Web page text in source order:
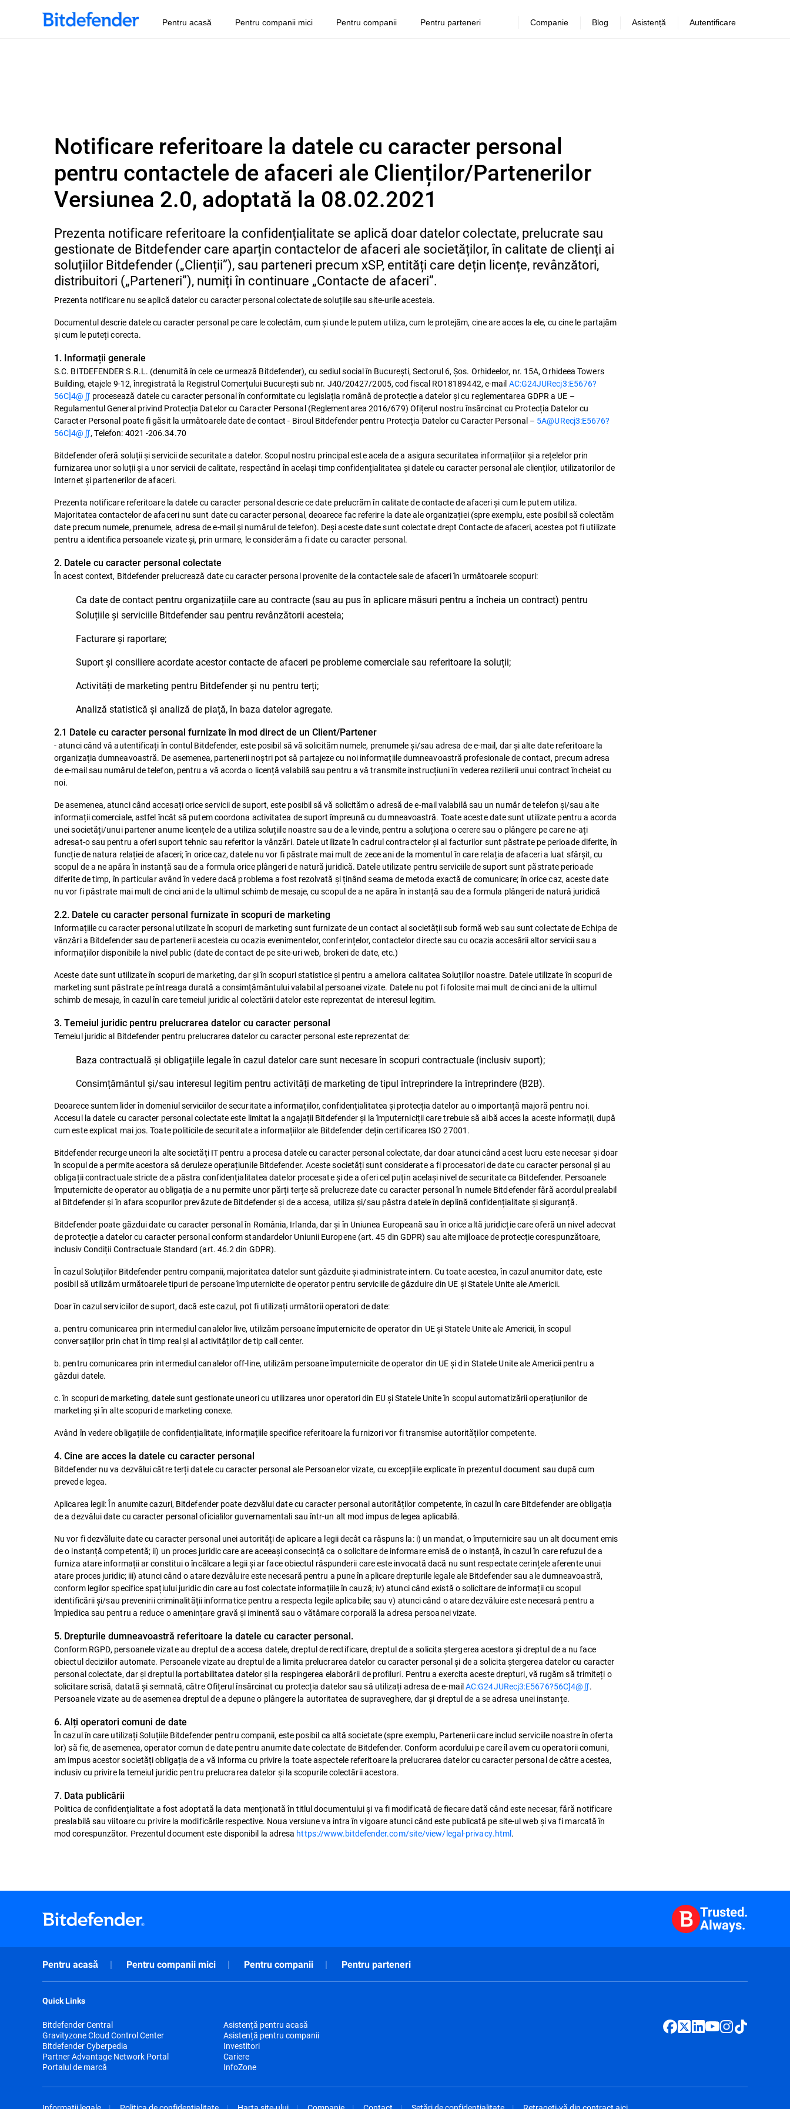
Pentru acasă Pentru companii mici Pentru companii Pentru parteneri Companie Blog Asistență Autentificare
Notificare referitoare la datele cu caracter personal
pentru contactele de afaceri ale Clienților/Partenerilor
Versiunea 2.0, adoptată la 08.02.2021
Prezenta notificare referitoare la confidențialitate se aplică doar datelor colectate, prelucrate sau
gestionate de Bitdefender care aparțin contactelor de afaceri ale societăților, în calitate de clienți ai
soluțiilor Bitdefender („Clienții”), sau parteneri precum xSP, entități care dețin licențe, revânzători,
distribuitori („Parteneri”), numiți în continuare „Contacte de afaceri”.
Prezenta notificare nu se aplică datelor cu caracter personal colectate de soluțiile sau site-urile acesteia.
Documentul descrie datele cu caracter personal pe care le colectăm, cum și unde le putem utiliza, cum le protejăm, cine are acces la ele, cu cine le partajăm
și cum le puteți corecta.
1. Informații generale
S.C. BITDEFENDER S.R.L. (denumită în cele ce urmează Bitdefender), cu sediul social în București, Sectorul 6, Șos. Orhideelor, nr. 15A, Orhideea Towers
Building, etajele 9-12, înregistrată la Registrul Comerțului București sub nr. J40/20427/2005, cod fiscal RO18189442, e-mail AC:G24JURecj3:E5676?
56C]4@∬ procesează datele cu caracter personal în conformitate cu legislația română de protecție a datelor și cu reglementarea GDPR a UE –
Regulamentul General privind Protecția Datelor cu Caracter Personal (Reglementarea 2016/679) Ofițerul nostru însărcinat cu Protecția Datelor cu
Caracter Personal poate fi găsit la următoarele date de contact - Biroul Bitdefender pentru Protecția Datelor cu Caracter Personal – 5A@URecj3:E5676?
56C]4@∬, Telefon: 4021 -206.34.70
Bitdefender oferă soluții și servicii de securitate a datelor. Scopul nostru principal este acela de a asigura securitatea informațiilor și a rețelelor prin
furnizarea unor soluții și a unor servicii de calitate, respectând în același timp confidențialitatea și datele cu caracter personal ale clienților, utilizatorilor de
Internet și partenerilor de afaceri.
Prezenta notificare referitoare la datele cu caracter personal descrie ce date prelucrăm în calitate de contacte de afaceri și cum le putem utiliza.
Majoritatea contactelor de afaceri nu sunt date cu caracter personal, deoarece fac referire la date ale organizației (spre exemplu, este posibil să colectăm
date precum numele, prenumele, adresa de e-mail și numărul de telefon). Deși aceste date sunt colectate drept Contacte de afaceri, acestea pot fi utilizate
pentru a identifica persoanele vizate și, prin urmare, le considerăm a fi date cu caracter personal.
2. Datele cu caracter personal colectate
În acest context, Bitdefender prelucrează date cu caracter personal provenite de la contactele sale de afaceri în următoarele scopuri:
Ca date de contact pentru organizațiile care au contracte (sau au pus în aplicare măsuri pentru a încheia un contract) pentru
Soluțiile și serviciile Bitdefender sau pentru revânzătorii acesteia;
Facturare și raportare;
Suport și consiliere acordate acestor contacte de afaceri pe probleme comerciale sau referitoare la soluții;
Activități de marketing pentru Bitdefender și nu pentru terți;
Analiză statistică și analiză de piață, în baza datelor agregate.
2.1 Datele cu caracter personal furnizate în mod direct de un Client/Partener
- atunci când vă autentificați în contul Bitdefender, este posibil să vă solicităm numele, prenumele și/sau adresa de e-mail, dar și alte date referitoare la
organizația dumneavoastră. De asemenea, partenerii noștri pot să partajeze cu noi informațiile dumneavoastră profesionale de contact, precum adresa
de e-mail sau numărul de telefon, pentru a vă acorda o licență valabilă sau pentru a vă transmite instrucțiuni în vederea rezilierii unui contract încheiat cu
noi.
De asemenea, atunci când accesați orice servicii de suport, este posibil să vă solicităm o adresă de e-mail valabilă sau un număr de telefon și/sau alte
informații comerciale, astfel încât să putem coordona activitatea de suport împreună cu dumneavoastră. Toate aceste date sunt utilizate pentru a acorda
unei societăți/unui partener anume licențele de a utiliza soluțiile noastre sau de a le vinde, pentru a soluționa o cerere sau o plângere pe care ne-ați
adresat-o sau pentru a oferi suport tehnic sau referitor la vânzări. Datele utilizate în cadrul contractelor și al facturilor sunt păstrate pe perioade diferite, în
funcție de natura relației de afaceri; în orice caz, datele nu vor fi păstrate mai mult de zece ani de la momentul în care relația de afaceri a luat sfârșit, cu
scopul de a ne apăra în instanță sau de a formula orice plângeri de natură juridică. Datele utilizate pentru serviciile de suport sunt păstrate perioade
diferite de timp, în particular având în vedere dacă problema a fost rezolvată și ținând seama de metoda exactă de comunicare; în orice caz, aceste date
nu vor fi păstrate mai mult de cinci ani de la ultimul schimb de mesaje, cu scopul de a ne apăra în instanță sau de a formula plângeri de natură juridică
2.2. Datele cu caracter personal furnizate în scopuri de marketing
Informațiile cu caracter personal utilizate în scopuri de marketing sunt furnizate de un contact al societății sub formă web sau sunt colectate de Echipa de
vânzări a Bitdefender sau de partenerii acesteia cu ocazia evenimentelor, conferințelor, contactelor directe sau cu ocazia accesării altor servicii sau a
informațiilor disponibile la nivel public (date de contact de pe site-uri web, brokeri de date, etc.)
Aceste date sunt utilizate în scopuri de marketing, dar și în scopuri statistice și pentru a ameliora calitatea Soluțiilor noastre. Datele utilizate în scopuri de
marketing sunt păstrate pe întreaga durată a consimțământului valabil al persoanei vizate. Datele nu pot fi folosite mai mult de cinci ani de la ultimul
schimb de mesaje, în cazul în care temeiul juridic al colectării datelor este reprezentat de interesul legitim.
3. Temeiul juridic pentru prelucrarea datelor cu caracter personal
Temeiul juridic al Bitdefender pentru prelucrarea datelor cu caracter personal este reprezentat de:
Baza contractuală și obligațiile legale în cazul datelor care sunt necesare în scopuri contractuale (inclusiv suport);
Consimțământul și/sau interesul legitim pentru activități de marketing de tipul întreprindere la întreprindere (B2B).
Deoarece suntem lider în domeniul serviciilor de securitate a informațiilor, confidențialitatea și protecția datelor au o importanță majoră pentru noi.
Accesul la datele cu caracter personal colectate este limitat la angajații Bitdefender și la împuterniciții care trebuie să aibă acces la aceste informații, după
cum este explicat mai jos. Toate politicile de securitate a informațiilor ale Bitdefender dețin certificarea ISO 27001.
Bitdefender recurge uneori la alte societăți IT pentru a procesa datele cu caracter personal colectate, dar doar atunci când acest lucru este necesar și doar
în scopul de a permite acestora să deruleze operațiunile Bitdefender. Aceste societăți sunt considerate a fi procesatori de date cu caracter personal și au
obligații contractuale stricte de a păstra confidențialitatea datelor procesate și de a oferi cel puțin același nivel de securitate ca Bitdefender. Persoanele
împuternicite de operator au obligația de a nu permite unor părți terțe să prelucreze date cu caracter personal în numele Bitdefender fără acordul prealabil
al Bitdefender și în afara scopurilor prevăzute de Bitdefender și de a accesa, utiliza și/sau păstra datele în deplină confidențialitate și siguranță.
Bitdefender poate găzdui date cu caracter personal în România, Irlanda, dar și în Uniunea Europeană sau în orice altă juridicție care oferă un nivel adecvat
de protecție a datelor cu caracter personal conform standardelor Uniunii Europene (art. 45 din GDPR) sau alte mijloace de protecție corespunzătoare,
inclusiv Condiții Contractuale Standard (art. 46.2 din GDPR).
În cazul Soluțiilor Bitdefender pentru companii, majoritatea datelor sunt găzduite și administrate intern. Cu toate acestea, în cazul anumitor date, este
posibil să utilizăm următoarele tipuri de persoane împuternicite de operator pentru serviciile de găzduire din UE și Statele Unite ale Americii.
Doar în cazul serviciilor de suport, dacă este cazul, pot fi utilizați următorii operatori de date:
a. pentru comunicarea prin intermediul canalelor live, utilizăm persoane împuternicite de operator din UE și Statele Unite ale Americii, în scopul
conversațiilor prin chat în timp real și al activităților de tip call center.
b. pentru comunicarea prin intermediul canalelor off-line, utilizăm persoane împuternicite de operator din UE și din Statele Unite ale Americii pentru a
găzdui datele.
c. în scopuri de marketing, datele sunt gestionate uneori cu utilizarea unor operatori din EU și Statele Unite în scopul automatizării operațiunilor de
marketing și în alte scopuri de marketing conexe.
Având în vedere obligațiile de confidențialitate, informațiile specifice referitoare la furnizori vor fi transmise autorităților competente.
4. Cine are acces la datele cu caracter personal
Bitdefender nu va dezvălui către terți datele cu caracter personal ale Persoanelor vizate, cu excepțiile explicate în prezentul document sau după cum
prevede legea.
Aplicarea legii: În anumite cazuri, Bitdefender poate dezvălui date cu caracter personal autorităților competente, în cazul în care Bitdefender are obligația
de a dezvălui date cu caracter personal oficialilor guvernamentali sau într-un alt mod impus de legea aplicabilă.
Nu vor fi dezvăluite date cu caracter personal unei autorități de aplicare a legii decât ca răspuns la: i) un mandat, o împuternicire sau un alt document emis
de o instanță competentă; ii) un proces juridic care are aceeași consecință ca o solicitare de informare emisă de o instanță, în cazul în care refuzul de a
furniza atare informații ar constitui o încălcare a legii și ar face obiectul răspunderii care este invocată dacă nu sunt respectate cerințele aferente unui
atare proces juridic; iii) atunci când o atare dezvăluire este necesară pentru a pune în aplicare drepturile legale ale Bitdefender sau ale dumneavoastră,
conform legilor specifice spațiului juridic din care au fost colectate informațiile în cauză; iv) atunci când există o solicitare de informații cu scopul
identificării și/sau prevenirii criminalității informatice pentru a respecta legile aplicabile; sau v) atunci când o atare dezvăluire este necesară pentru a
împiedica sau pentru a reduce o amenințare gravă și iminentă sau o vătămare corporală la adresa persoanei vizate.
5. Drepturile dumneavoastră referitoare la datele cu caracter personal.
Conform RGPD, persoanele vizate au dreptul de a accesa datele, dreptul de rectificare, dreptul de a solicita ștergerea acestora și dreptul de a nu face
obiectul deciziilor automate. Persoanele vizate au dreptul de a limita prelucrarea datelor cu caracter personal și de a solicita ștergerea datelor cu caracter
personal colectate, dar și dreptul la portabilitatea datelor și la respingerea elaborării de profiluri. Pentru a exercita aceste drepturi, vă rugăm să trimiteți o
solicitare scrisă, datată și semnată, către Ofițerul însărcinat cu protecția datelor sau să utilizați adresa de e-mailAC:G24JURecj3:E5676?56C]4@∬.
Persoanele vizate au de asemenea dreptul de a depune o plângere la autoritatea de supraveghere, dar și dreptul de a se adresa unei instanțe.
6. Alți operatori comuni de date
În cazul în care utilizați Soluțiile Bitdefender pentru companii, este posibil ca altă societate (spre exemplu, Partenerii care includ serviciile noastre în oferta
lor) să fie, de asemenea, operator comun de date pentru anumite date colectate de Bitdefender. Conform acordului pe care îl avem cu operatorii comuni,
am impus acestor societăți obligația de a vă informa cu privire la toate aspectele referitoare la prelucrarea datelor cu caracter personal de către acestea,
inclusiv cu privire la temeiul juridic pentru prelucrarea datelor și la scopurile colectării acestora.
7. Data publicării
Politica de confidențialitate a fost adoptată la data menționată în titlul documentului și va fi modificată de fiecare dată când este necesar, fără notificare
prealabilă sau viitoare cu privire la modificările respective. Noua versiune va intra în vigoare atunci când este publicată pe site-ul web și va fi marcată în
mod corespunzător. Prezentul document este disponibil la adresa https://www.bitdefender.com/site/view/legal-privacy.html.
Trusted.
Always.
Pentru acasă Pentru companii mici Pentru companii Pentru parteneri
Quick Links
Bitdefender Central
Gravityzone Cloud Control Center
Bitdefender Cyberpedia
Partner Advantage Network Portal
Portalul de marcă
Asistență pentru acasă
Asistență pentru companii
Investitori
Cariere
InfoZone